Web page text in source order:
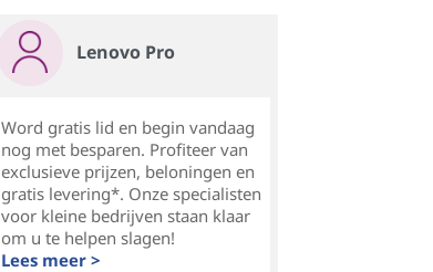
Lenovo Pro
Word gratis lid en begin vandaag
nog met besparen. Profiteer van
exclusieve prijzen, beloningen en
gratis levering*. Onze specialisten
voor kleine bedrijven staan klaar
om u te helpen slagen!
Lees meer >